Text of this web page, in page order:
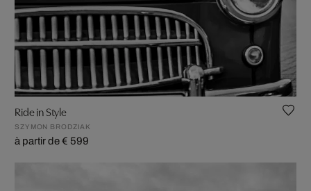
Ride in Style
SZYMON BRODZIAK
à partir de € 599